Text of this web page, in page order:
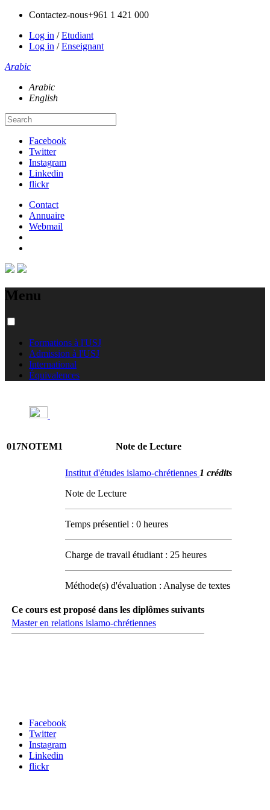
Contactez-nous+961 1 421 000
Log in /Etudiant
Log in /Enseignant
Arabic
Arabic
English
Facebook
Twitter
Instagram
Linkedin
flickr
Contact
Annuaire
Webmail
Menu
Formations à l'USJ
Admission à l'USJ
International
Équivalences
017NOTEM1 Note de Lecture
Institut d'études islamo-chrétiennes 1 crédits
Note de Lecture
Temps présentiel : 0 heures
Charge de travail étudiant : 25 heures
Méthode(s) d'évaluation : Analyse de textes
Ce cours est proposé dans les diplômes suivants
Master en relations islamo-chrétiennes
Facebook
Twitter
Instagram
Linkedin
flickr